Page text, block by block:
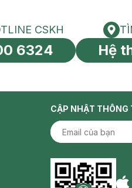
toàn cầu
HOTLINE CSKH
CSKH
6324 Hệ
CẬP NHẬT THÔNG